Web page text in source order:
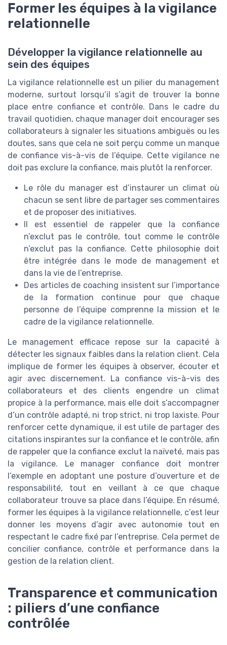
Former les équipes à la vigilance
relationnelle
Développer la vigilance relationnelle au
sein des équipes
La vigilance relationnelle est un pilier du management
moderne, surtout lorsqu’il s’agit de trouver la bonne
place entre confiance et contrôle. Dans le cadre du
travail quotidien, chaque manager doit encourager ses
collaborateurs à signaler les situations ambiguës ou les
doutes, sans que cela ne soit perçu comme un manque
de confiance vis-à-vis de l’équipe. Cette vigilance ne
doit pas exclure la confiance, mais plutôt la renforcer.
Le rôle du manager est d’instaurer un climat où
chacun se sent libre de partager ses commentaires
et de proposer des initiatives.
Il est essentiel de rappeler que la confiance
n’exclut pas le contrôle, tout comme le contrôle
n’exclut pas la confiance. Cette philosophie doit
être intégrée dans le mode de management et
dans la vie de l’entreprise.
Des articles de coaching insistent sur l’importance
de la formation continue pour que chaque
personne de l’équipe comprenne la mission et le
cadre de la vigilance relationnelle.
Le management efficace repose sur la capacité à
détecter les signaux faibles dans la relation client. Cela
implique de former les équipes à observer, écouter et
agir avec discernement. La confiance vis-à-vis des
collaborateurs et des clients engendre un climat
propice à la performance, mais elle doit s’accompagner
d’un contrôle adapté, ni trop strict, ni trop laxiste. Pour
renforcer cette dynamique, il est utile de partager des
citations inspirantes sur la confiance et le contrôle, afin
de rappeler que la confiance exclut la naïveté, mais pas
la vigilance. Le manager confiance doit montrer
l’exemple en adoptant une posture d’ouverture et de
responsabilité, tout en veillant à ce que chaque
collaborateur trouve sa place dans l’équipe. En résumé,
former les équipes à la vigilance relationnelle, c’est leur
donner les moyens d’agir avec autonomie tout en
respectant le cadre fixé par l’entreprise. Cela permet de
concilier confiance, contrôle et performance dans la
gestion de la relation client.
Transparence et communication
: piliers d’une confiance
contrôlée